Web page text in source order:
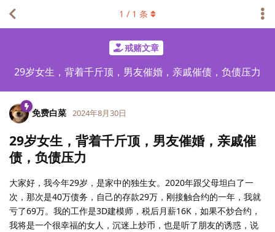
戒赌文章
29岁女生，背着千斤顶，男友催婚，亲戚催债，负债压力
1 / 1 条
免费白菜 2024年8月30日
29岁女生，背着千斤顶，男友催婚，亲戚催
债，负债压力
大家好，我今年29岁，是家中的独生女。2020年跟父母坦白了一
次，那次是40万债务，自己的存款29万，刚接触合约的一年，我就
亏了69万。我的工作是3D建模师，税后月薪16K，如果不炒合约，
我将是一个很幸福的女人，沉迷上炒币，也是听了朋友的诱惑，说